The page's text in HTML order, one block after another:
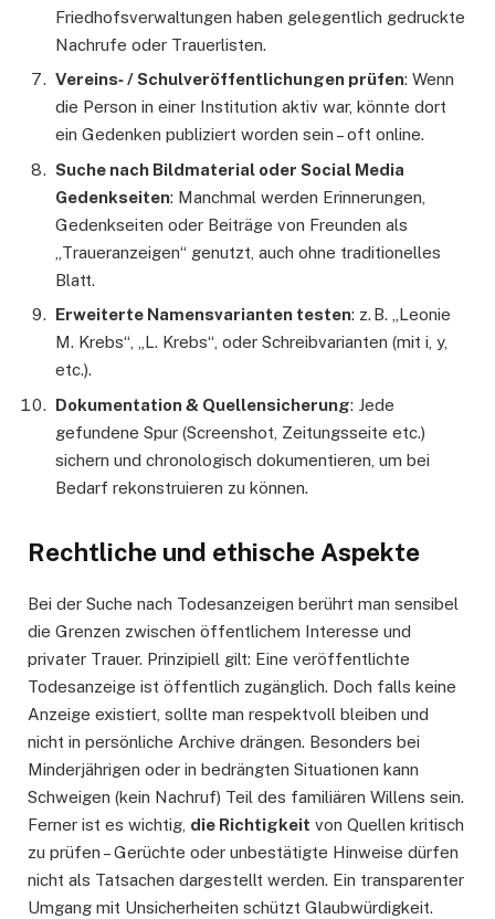
Friedhofsverwaltungen haben gelegentlich gedruckte
Nachrufe oder Trauerlisten.
Vereins‑ / Schulveröffentlichungen prüfen: Wenn
die Person in einer Institution aktiv war, könnte dort
ein Gedenken publiziert worden sein – oft online.
Suche nach Bildmaterial oder Social Media
Gedenkseiten: Manchmal werden Erinnerungen,
Gedenkseiten oder Beiträge von Freunden als
„Traueranzeigen“ genutzt, auch ohne traditionelles
Blatt.
Erweiterte Namensvarianten testen: z. B. „Leonie
M. Krebs“, „L. Krebs“, oder Schreibvarianten (mit i, y,
etc.).
Dokumentation & Quellensicherung: Jede
gefundene Spur (Screenshot, Zeitungsseite etc.)
sichern und chronologisch dokumentieren, um bei
Bedarf rekonstruieren zu können.
Rechtliche und ethische Aspekte
Bei der Suche nach Todesanzeigen berührt man sensibel
die Grenzen zwischen öffentlichem Interesse und
privater Trauer. Prinzipiell gilt: Eine veröffentlichte
Todesanzeige ist öffentlich zugänglich. Doch falls keine
Anzeige existiert, sollte man respektvoll bleiben und
nicht in persönliche Archive drängen. Besonders bei
Minderjährigen oder in bedrängten Situationen kann
Schweigen (kein Nachruf) Teil des familiären Willens sein.
Ferner ist es wichtig, die Richtigkeit von Quellen kritisch
zu prüfen – Gerüchte oder unbestätigte Hinweise dürfen
nicht als Tatsachen dargestellt werden. Ein transparenter
Umgang mit Unsicherheiten schützt Glaubwürdigkeit.